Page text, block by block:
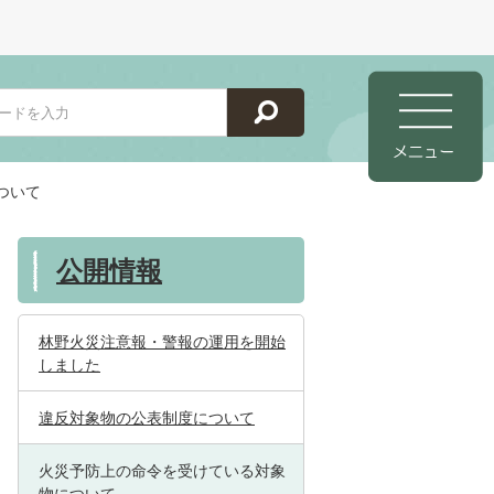
いて
公開情報
林野火災注意報・警報の運用を開始
しました
違反対象物の公表制度について
火災予防上の命令を受けている対象